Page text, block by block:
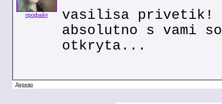
профайл
vasilisa privetik!
absolutno s vami
otkryta...
Дерево